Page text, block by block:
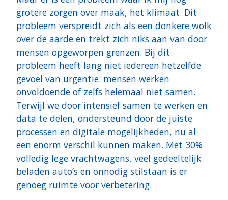
grotere zorgen over maak, het klimaat. Dit
probleem verspreidt zich als een donkere wolk
over de aarde en trekt zich niks aan van door
mensen opgeworpen grenzen. Bij dit
probleem heeft lang niet iedereen hetzelfde
gevoel van urgentie: mensen werken
onvoldoende of zelfs helemaal niet samen.
Terwijl we door intensief samen te werken en
data te delen, ondersteund door de juiste
processen en digitale mogelijkheden, nu al
een enorm verschil kunnen maken. Met 30%
volledig lege vrachtwagens, veel gedeeltelijk
beladen auto’s en onnodig stilstaan is er
genoeg ruimte voor verbetering.